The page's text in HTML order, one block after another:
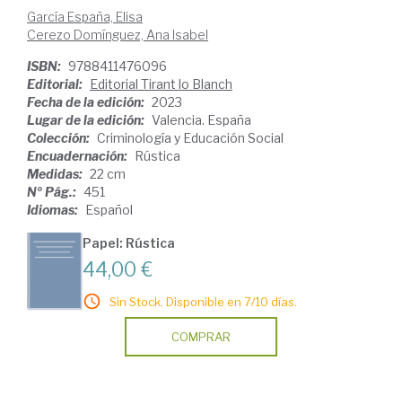
García España, Elisa
Cerezo Domínguez, Ana Isabel
ISBN: 9788411476096
Editorial: Editorial Tirant lo Blanch
Fecha de la edición: 2023
Lugar de la edición: Valencia. España
Colección: Criminología y Educación Social
Encuadernación: Rústica
Medidas: 22 cm
Nº Pág.: 451
Idiomas: Español
Papel: Rústica
44,00 €
Sin Stock. Disponible en 7/10 días.
COMPRAR